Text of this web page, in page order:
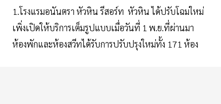
1.โรงแรมอนันตรา หัวหิน รีสอร์ท หัวหิน ได้ปรับโฉมใหม่
เพิ่งเปิดให้บริการเต็มรูปแบบเมื่อวันที่ 1 พ.ย.ที่ผ่านมา
ห้องพักและห้องสวีทได้รับการปรับปรุงใหม่ทั้ง 171 ห้อง